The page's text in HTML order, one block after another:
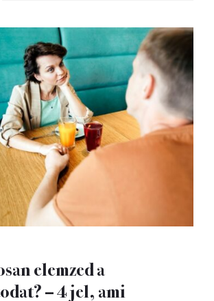
elemzed a
– 4 jel, ami